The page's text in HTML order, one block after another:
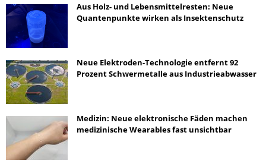
Aus Holz- und Lebensmittelresten: Neue
Quantenpunkte wirken als Insektenschutz
Neue Elektroden-Technologie entfernt 92
Prozent Schwermetalle aus Industrieabwasser
Medizin: Neue elektronische Fäden machen
medizinische Wearables fast unsichtbar